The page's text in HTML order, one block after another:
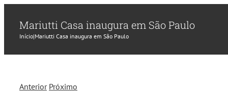
Mariutti Casa inaugura em São Paulo
Início|Mariutti Casa inaugura em São Paulo
Anterior Próximo